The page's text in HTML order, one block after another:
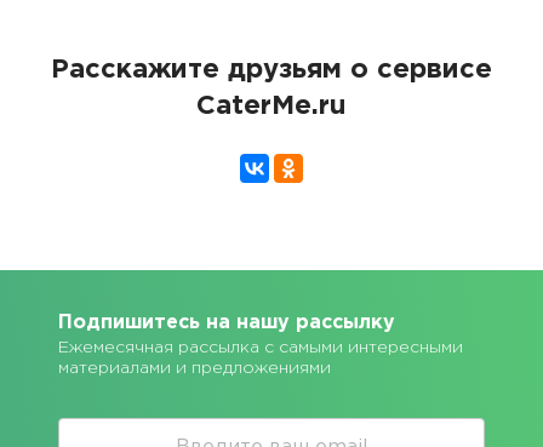
Расскажите друзьям о сервисе
CaterMe.ru
Подпишитесь на нашу рассылку
Ежемесячная рассылка с самыми интересными
материалами и предложениями